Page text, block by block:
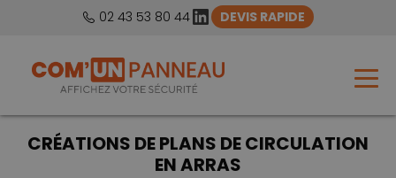
02 43 53 80 44LinkedIn
DEVIS RAPIDE
CRÉATIONS DE PLANS DE CIRCULATION
EN ARRAS